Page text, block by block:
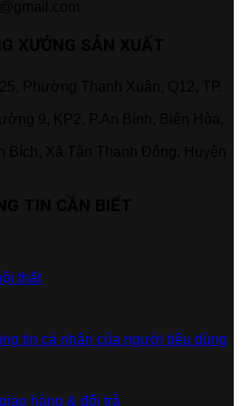
thất
tin cá nhân của người tiêu dùng
hàng & đổi trả